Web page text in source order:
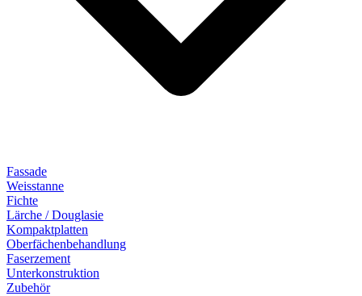
Fassade
Weisstanne
Fichte
Lärche / Douglasie
Kompaktplatten
Oberfächenbehandlung
Faserzement
Unterkonstruktion
Zubehör